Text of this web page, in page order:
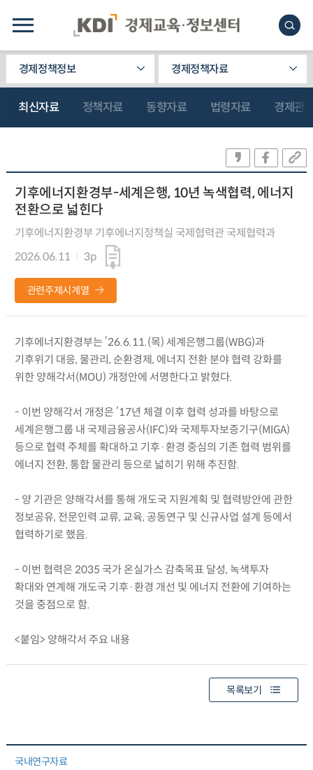
경제정책정보 경제정책자료
최신자료 정책자료 동향자료 법령자료 경제관
기후에너지환경부-세계은행, 10년 녹색협력, 에너지
전환으로 넓힌다
기후에너지환경부 기후에너지정책실 국제협력관 국제협력과
2026.06.11
3p
관련주제시계열
기후에너지환경부는 ’26.6.11.(목) 세계은행그룹(WBG)과
기후위기 대응, 물관리, 순환경제, 에너지 전환 분야 협력 강화를
위한 양해각서(MOU) 개정안에 서명한다고 밝혔다.
- 이번 양해각서 개정은 ’17년 체결 이후 협력 성과를 바탕으로
세계은행그룹 내 국제금융공사(IFC)와 국제투자보증기구(MIGA)
등으로 협력 주체를 확대하고 기후·환경 중심의 기존 협력 범위를
에너지 전환, 통합 물관리 등으로 넓히기 위해 추진함.
- 양 기관은 양해각서를 통해 개도국 지원계획 및 협력방안에 관한
정보공유, 전문인력 교류, 교육, 공동연구 및 신규사업 설계 등에서
협력하기로 했음.
- 이번 협력은 2035 국가 온실가스 감축목표 달성, 녹색투자
확대와 연계해 개도국 기후·환경 개선 및 에너지 전환에 기여하는
것을 중점으로 함.
<붙임> 양해각서 주요 내용
목록보기
국내연구자료